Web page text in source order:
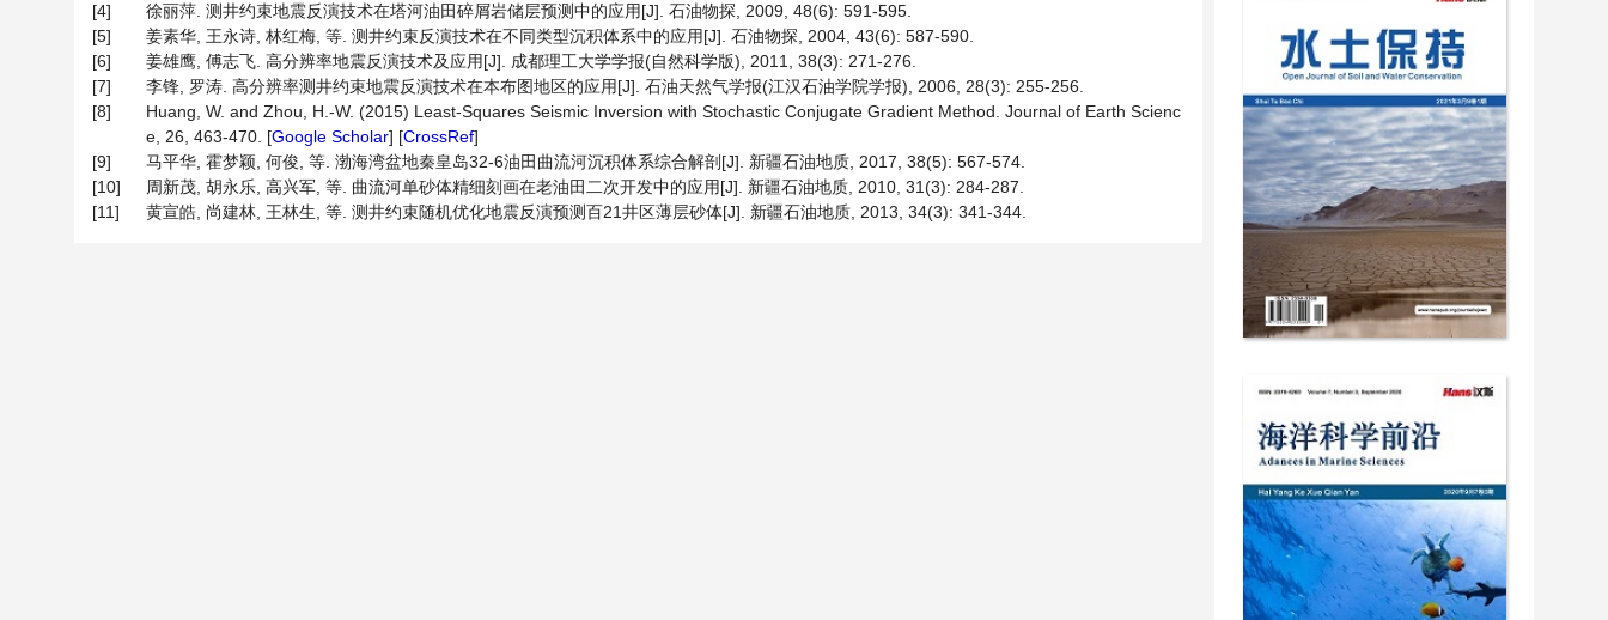
[4]
徐丽萍. 测井约束地震反演技术在塔河油田碎屑岩储层预测中的应用[J]. 石油物探, 2009, 48(6): 591-595.
[5]
姜素华, 王永诗, 林红梅, 等. 测井约束反演技术在不同类型沉积体系中的应用[J]. 石油物探, 2004, 43(6): 587-590.
[6]
姜雄鹰, 傅志飞. 高分辨率地震反演技术及应用[J]. 成都理工大学学报(自然科学版), 2011, 38(3): 271-276.
[7]
李锋, 罗涛. 高分辨率测井约束地震反演技术在本布图地区的应用[J]. 石油天然气学报(江汉石油学院学报), 2006, 28(3): 255-256.
[8]
Huang, W. and Zhou, H.-W. (2015) Least-Squares Seismic Inversion with Stochastic Conjugate Gradient Method. Journal of Earth Scienc
e, 26, 463-470. [Google Scholar] [CrossRef]
[9]
马平华, 霍梦颖, 何俊, 等. 渤海湾盆地秦皇岛32-6油田曲流河沉积体系综合解剖[J]. 新疆石油地质, 2017, 38(5): 567-574.
[10]
周新茂, 胡永乐, 高兴军, 等. 曲流河单砂体精细刻画在老油田二次开发中的应用[J]. 新疆石油地质, 2010, 31(3): 284-287.
[11]
黄宣皓, 尚建林, 王林生, 等. 测井约束随机优化地震反演预测百21井区薄层砂体[J]. 新疆石油地质, 2013, 34(3): 341-344.